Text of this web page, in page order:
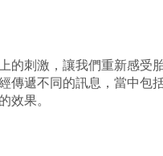
的刺激，讓我們重新感受
傳遞不同的訊息，當中包
效果。